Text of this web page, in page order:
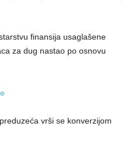
finansija usaglašene
za dug nastao po osnovu
vrši se konverzijom